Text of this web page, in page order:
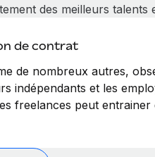
des meilleurs talents
de contrat
de nombreux autres,
indépendants et les
freelances peut entrainer